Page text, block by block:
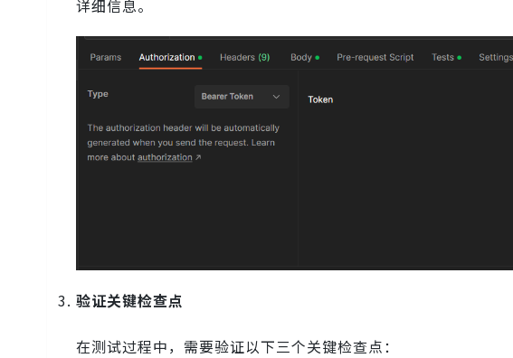
详细信息。
验证关键检查点
在测试过程中，需要验证以下三个关键检查点：